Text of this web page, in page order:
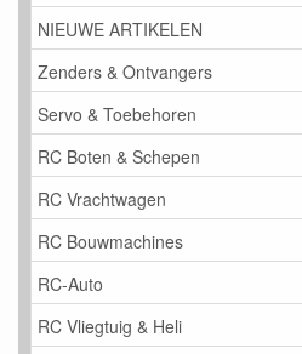
NIEUWE ARTIKELEN
Zenders & Ontvangers
Servo & Toebehoren
RC Boten & Schepen
RC Vrachtwagen
RC Bouwmachines
RC-Auto
RC Vliegtuig & Heli